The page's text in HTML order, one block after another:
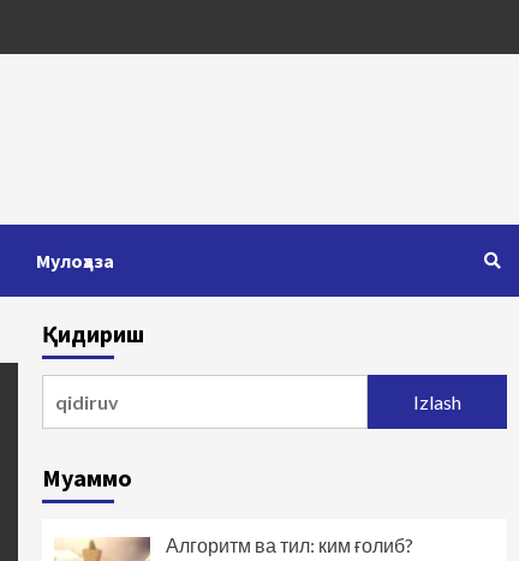
Мулоҳаза
Қидириш
Муаммо
Алгоритм ва тил: ким ғолиб?